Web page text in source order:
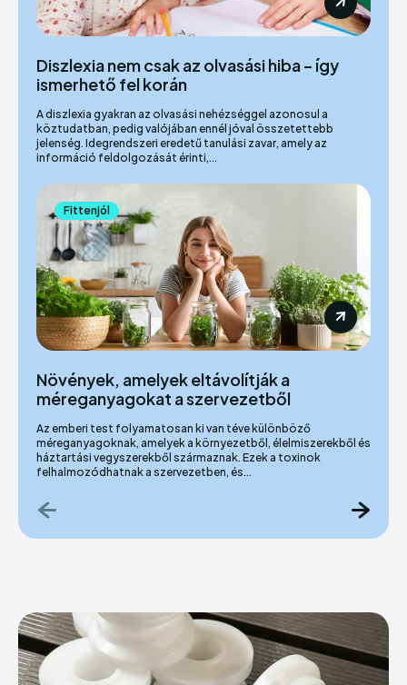
Diszlexia nem csak az olvasási hiba – így
ismerhető fel korán
A diszlexia gyakran az olvasási nehézséggel azonosul a
köztudatban, pedig valójában ennél jóval összetettebb
jelenség. Idegrendszeri eredetű tanulási zavar, amely az
információ feldolgozását érinti,...
Fittenjól
Növények, amelyek eltávolítják a
méreganyagokat a szervezetből
Az emberi test folyamatosan ki van téve különböző
méreganyagoknak, amelyek a környezetből, élelmiszerekből és
háztartási vegyszerekből származnak. Ezek a toxinok
felhalmozódhatnak a szervezetben, és...